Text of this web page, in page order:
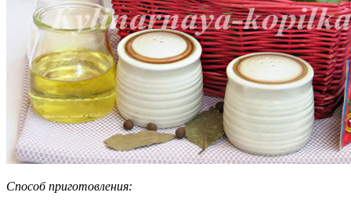
Способ приготовления: